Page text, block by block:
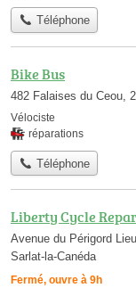
Téléphone
Bike Bus
482 Falaises du Ceou,
Vélociste
réparations
Téléphone
Liberty Cycle
Avenue du Périgord
Sarlat-la-Canéda
Fermé, ouvre à 9h